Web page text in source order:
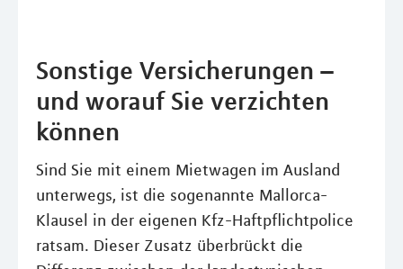
Sonstige Versicherungen –
und worauf Sie verzichten
können
Sind Sie mit einem Mietwagen im Ausland
unterwegs, ist die sogenannte Mallorca-
Klausel in der eigenen Kfz-Haftpflichtpolice
ratsam. Dieser Zusatz überbrückt die